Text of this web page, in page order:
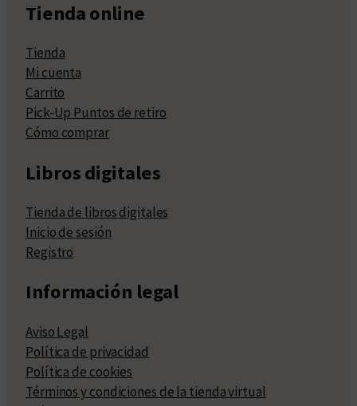
Tienda online
Tienda
Mi cuenta
Carrito
Pick-Up Puntos de retiro
Cómo comprar
Libros digitales
Tienda de libros digitales
Inicio de sesión
Registro
Información legal
Aviso Legal
Política de privacidad
Política de cookies
Términos y condiciones de la tienda virtual